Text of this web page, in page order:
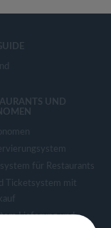
UND
für Restaurants
Ticketsystem mit
Lieferung und